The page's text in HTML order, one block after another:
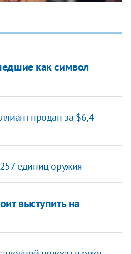
как символ
продан за $6,4
единиц оружия
выступить на